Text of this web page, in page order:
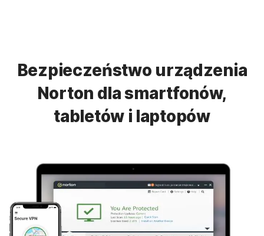
Bezpieczeństwo urządzenia
Norton dla smartfonów,
tabletów i laptopów